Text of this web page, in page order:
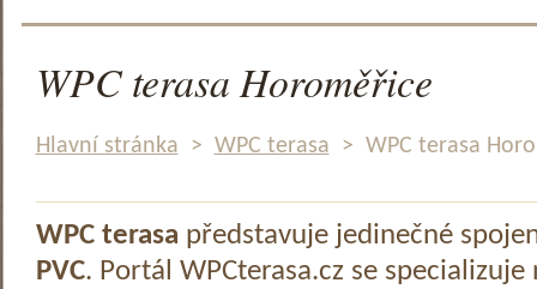
WPC terasa Horoměřice
Hlavní stránka > WPC terasa > WPC terasa
WPC terasa představuje jedinečné
PVC. Portál WPCterasa.cz se specializuje